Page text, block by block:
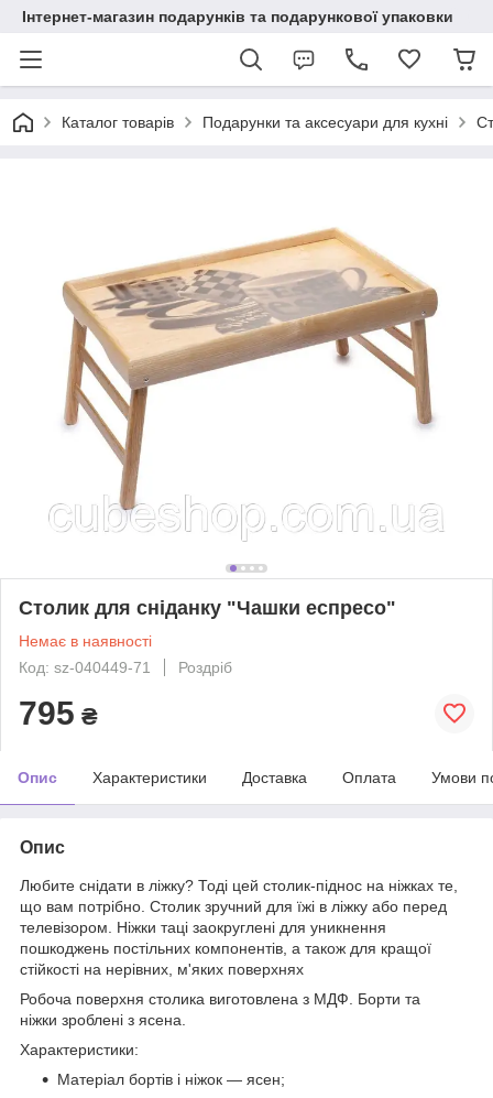
Інтернет-магазин подарунків та подарункової упаковки
Каталог товарів Подарунки та аксесуари для кухні
Столик для сніданку "Чашки еспресо"
Немає в наявності
Код: sz-040449-71
Роздріб
795 ₴
Опис Характеристики Доставка Оплата Умови
Опис
Любите снідати в ліжку? Тоді цей столик-піднос на ніжках те,
що вам потрібно. Столик зручний для їжі в ліжку або перед
телевізором. Ніжки таці заокруглені для уникнення
пошкоджень постільних компонентів, а також для кращої
стійкості на нерівних, м'яких поверхнях
Робоча поверхня столика виготовлена з МДФ. Борти та
ніжки зроблені з ясена.
Характеристики:
Матеріал бортів і ніжок — ясен;